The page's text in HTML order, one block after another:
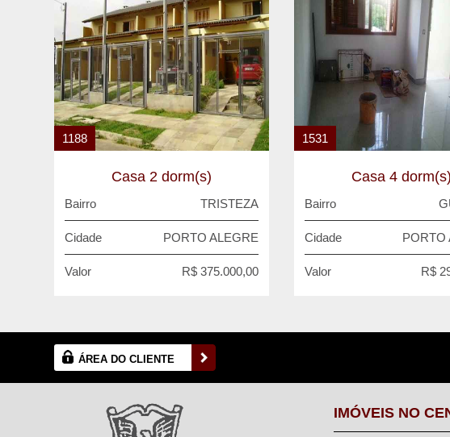
1188
Casa 2 dorm(s)
Bairro TRISTEZA
Cidade PORTO ALEGRE
Valor R$ 375.000,00
1531
Casa 4 dorm(s)
Bairro
Cidade PORTO
Valor R$
ÁREA DO CLIENTE
IMÓVEIS NO